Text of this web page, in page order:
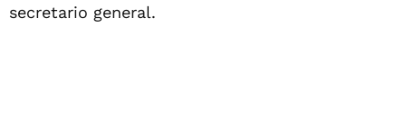
secretario general.